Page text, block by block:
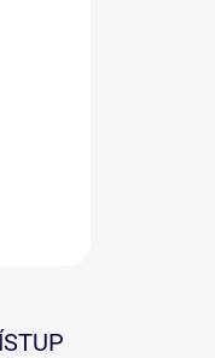
s dvěma
V